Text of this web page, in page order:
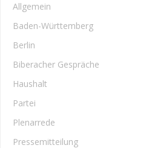
Allgemein
Baden-Württemberg
Berlin
Biberacher Gespräche
Haushalt
Partei
Plenarrede
Pressemitteilung